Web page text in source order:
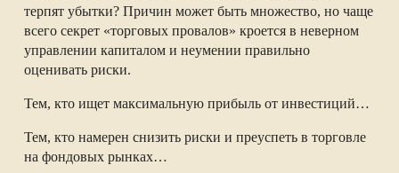
терпят убытки? Причин может быть множество, но чаще
всего секрет «торговых провалов» кроется в неверном
управлении капиталом и неумении правильно
оценивать риски.
Тем, кто ищет максимальную прибыль от инвестиций…
Тем, кто намерен снизить риски и преуспеть в торговле
на фондовых рынках…